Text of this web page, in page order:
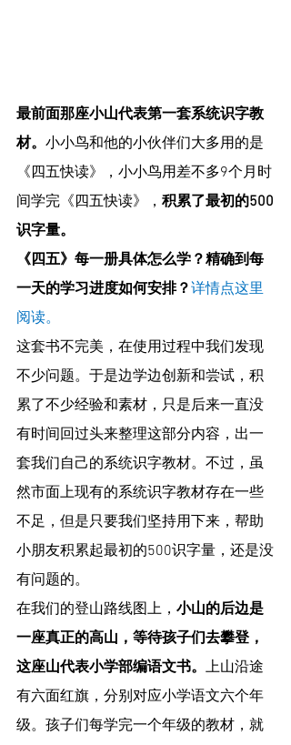
最前面那座小山代表第一套系统识字教
材。 小小鸟和他的小伙伴们大多用的是
《四五快读》，小小鸟用差不多9个月时
间学完《四五快读》， 积累了最初的500
识字量。
《四五》每一册具体怎么学？精确到每
一天的学习进度如何安排？详情点这里
阅读。
这套书不完美，在使用过程中我们发现
不少问题。于是边学边创新和尝试，积
累了不少经验和素材，只是后来一直没
有时间回过头来整理这部分内容，出一
套我们自己的系统识字教材。不过，虽
然市面上现有的系统识字教材存在一些
不足，但是只要我们坚持用下来，帮助
小朋友积累起最初的500识字量，还是没
有问题的。
在我们的登山路线图上， 小山的后边是
一座真正的高山，等待孩子们去攀登，
这座山代表小学部编语文书。 上山沿途
有六面红旗，分别对应小学语文六个年
级。孩子们每学完一个年级的教材，就